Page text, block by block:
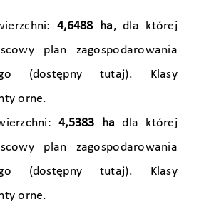
4,6488 ha, dla której
plan zagospodarowania
(dostępny tutaj). Klasy
orne.
4,5383 ha dla której
plan zagospodarowania
(dostępny tutaj). Klasy
orne.